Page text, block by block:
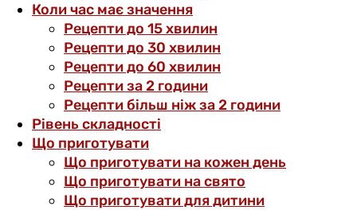
Коли час має значення
Рецепти до 15 хвилин
Рецепти до 30 хвилин
Рецепти до 60 хвилин
Рецепти за 2 години
Рецепти більш ніж за 2 години
Рівень складності
Що приготувати
Що приготувати на кожен день
Що приготувати на свято
Що приготувати для дитини